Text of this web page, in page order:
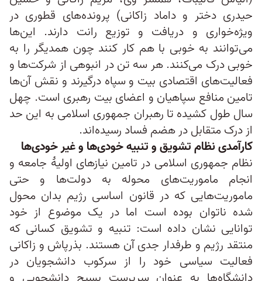
حیدری دختر و داماد زاکانی) پرونده‌های قطوری در
ویژه‌خواری و دریافت و توزیع رانت دارند. این‌ها
می‌توانند به خوبی با هم کار کنند چون همدیگر را به
خوبی درک می‌کنند. هر سه تن در انبوهی از شرکت‌ها و
فعالیت‌های اقتصادی بیت و سپاه درگیرند و نقش آن‌ها
تامین منافع سپاهیان و اعضای بیت رهبری است. چهل
سال طول کشیده تا رهبران جمهوری اسلامی به این حد
از درک متقابل در هضم فساد رسیده‌اند.
کارآمدی نظام تشویق و تنبیه خودی‌ها و غیر خودی‌ها
نظام جمهوری اسلامی در تامین نیازهای اولیهٔ جامعه و
انجام ماموریت‌های محوله به دولت‌ها و حتی
ماموریت‌هایی که در قانون اساسی رژیم بدان محول
شده ناتوان بوده است اما در یک موضوع از خود
توانایی نشان داده است: تنبیه و تشویق کسانی که
منتقد رژیم و طرفدار جدی آن هستند. بذرپاش و زاکانی
فعالیت سیاسی خود را از سرکوب دانشجویان در